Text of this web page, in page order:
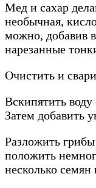
Мед и сахар
необычная,
можно, добавив
нарезанные
Очистить и
Вскипятить
Затем добавить
Разложить
положить
несколько семян